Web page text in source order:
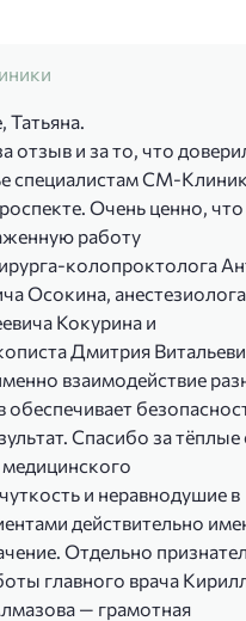
Татьяна.
отзыв и за то, что
специалистам
Очень ценно,
работу
Осокина, анестезиолога
Кокурина и
Дмитрия
взаимодействие
обеспечивает
Спасибо за тёплые
медицинского
и неравнодушие в
действительно
Отдельно
главного врача
— грамотная